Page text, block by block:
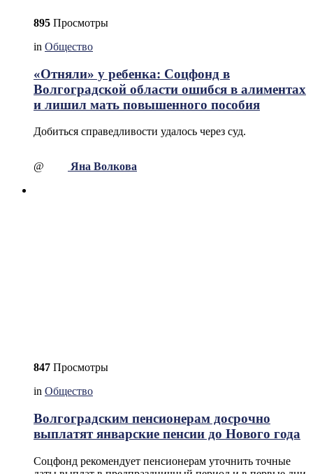
895 Просмотры
in Общество
«Отняли» у ребенка: Соцфонд в
Волгоградской области ошибся в алиментах
и лишил мать повышенного пособия
Добиться справедливости удалось через суд.
@ Яна Волкова
847 Просмотры
in Общество
Волгоградским пенсионерам досрочно
выплатят январские пенсии до Нового года
Соцфонд рекомендует пенсионерам уточнить точные